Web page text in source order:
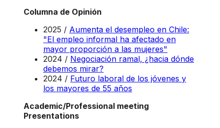
Columna de Opinión
2025 / Aumenta el desempleo en Chile:
"El empleo informal ha afectado en
mayor proporción a las mujeres"
2024 / Negociación ramal, ¿hacia dónde
debemos mirar?
2024 / Futuro laboral de los jóvenes y
los mayores de 55 años
Academic/Professional meeting
Presentations